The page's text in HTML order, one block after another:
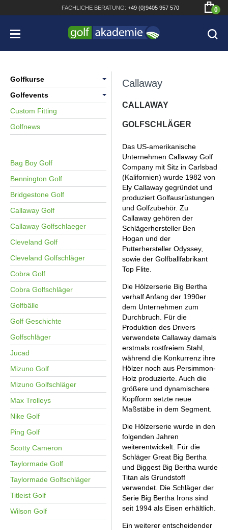
FACHLICHE BERATUNG: +49 (0)9405 957 570 0
Bridgestone JGR Driver 2018
Cobra King F8+ Driver
Titleist Pro V1x mit gratis Schriftaufdruck
Bennington Waterproof QO14 Sport Cartbag
SHOP
GOLFSCHLÄGER
DRIVER
FAIRWAYHÖLZER
EISENSÄTZE
WEDGES
HYBRIDS
DRIVING EISEN
PUTTER
KINDER GOLFSCHLÄGER
KOMPLETTSETS
HEADS
SHAFTS
DEMOSCHLÄGER
BAGS
CARTBAGS
STANDBAGS
TRAVELBAGS
SONSTIGE BAGS
TROLLIES
PUSH- & PULLTROLLIES
ELEKTROTROLLIES
TROLLEY ZUBEHÖR
BÄLLE
SCHUHE
HERREN GOLFSCHUHE
DAMEN GOLFSCHUHE
KINDER GOLFSCHUHE
BEKLEIDUNG
HERREN
DAMEN
CAPS
GÜRTEL & SOCKEN
HANDSCHUHE
HERREN GOLFHANDSCHUHE
DAMEN GOLFHANDSCHUHE
KINDER GOLFHANDSCHUHE
ZUBEHÖR
ENTFERNUNGSMESSER
REGENSCHIRME
HANDTÜCHER
ACCESSOIRES
TRAININGSHILFEN
MONTAGE
KOMPONENTEN
GRIFFE
GUTSCHEINE
GUTSCHEINE
SALE
GOLFSCHLÄGER
BAGS
TROLLIES
BÄLLE
EVENTS
GOLFKURSE
EVENTS
ANFRAGE
Golfkurse
Wochenkurse
DGV Platzreife Gruppe
DGV Platzreife Einzel
Wochenendkurse
DGV Platzreife Gruppe
Golfevents
Trackman Fitting
Demotage
Custom Fitting
Golfnews
Bag Boy Golf
Bennington Golf
Bridgestone Golf
Callaway Golf
Callaway Golfschlaeger
Cleveland Golf
Cleveland Golfschläger
Cobra Golf
Cobra Golfschläger
Golfbälle
Golf Geschichte
Golfschläger
Jucad
Mizuno Golf
Mizuno Golfschläger
Max Trolleys
Nike Golf
Ping Golf
Scotty Cameron
Taylormade Golf
Taylormade Golfschläger
Titleist Golf
Wilson Golf
Callaway
CALLAWAY
GOLFSCHLÄGER
Das US-amerikanische
Unternehmen Callaway Golf
Company mit Sitz in Carlsbad
(Kalifornien) wurde 1982 von
Ely Callaway gegründet und
produziert Golfausrüstungen
und Golfzubehör. Zu
Callaway gehören der
Schlägerhersteller Ben
Hogan und der
Putterhersteller Odyssey,
sowie der Golfballfabrikant
Top Flite.
Die Hölzerserie Big Bertha
verhalf Anfang der 1990er
dem Unternehmen zum
Durchbruch. Für die
Produktion des Drivers
verwendete Callaway damals
erstmals rostfreiem Stahl,
während die Konkurrenz ihre
Hölzer noch aus Persimmon-
Holz produzierte. Auch die
größere und dynamischere
Kopfform setzte neue
Maßstäbe in dem Segment.
Die Hölzerserie wurde in den
folgenden Jahren
weiterentwickelt. Für die
Schläger Great Big Bertha
und Biggest Big Bertha wurde
Titan als Grundstoff
verwendet. Die Schläger der
Serie Big Bertha Irons sind
seit 1994 als Eisen erhältlich.
Ein weiterer entscheidender